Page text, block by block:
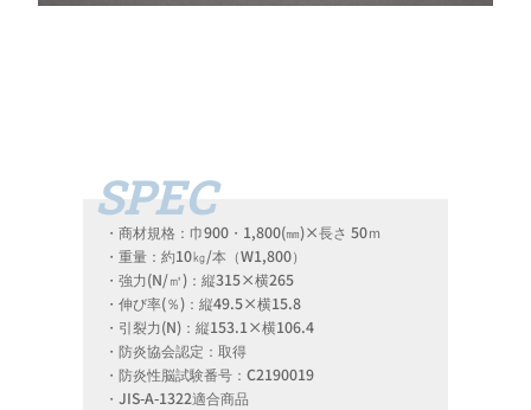
・商材規格：巾900・1,800(㎜)×長さ 50ｍ
・重量：約10㎏/本（W1,800）
・強力(N/㎥)：縦315×横265
・伸び率(％)：縦49.5×横15.8
・引裂力(N)：縦153.1×横106.4
・防炎協会認定：取得
・防炎性脳試験番号：C2190019
・JIS-A-1322適合商品